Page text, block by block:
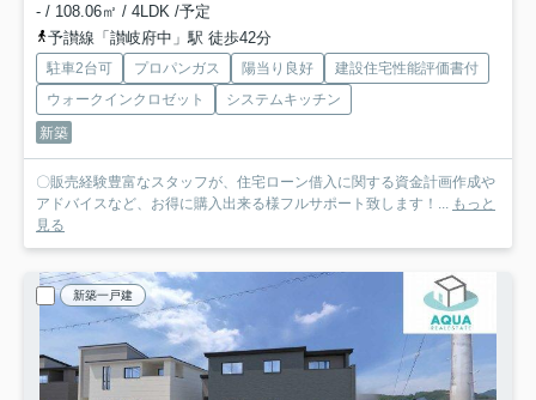
- / 108.06㎡ / 4LDK /予定
予讃線「讃岐府中」駅 徒歩42分
駐車2台可 プロパンガス 陽当り良好
建設住宅性能評価書付
ウォークインクロゼット
システムキッチン
新築
〇販売経験豊富なスタッフが、住宅ローン借入に関する資金計画作成や
アドバイスなど、お得に購入出来る様フルサポート致します！... もっと
見る
新築一戸建